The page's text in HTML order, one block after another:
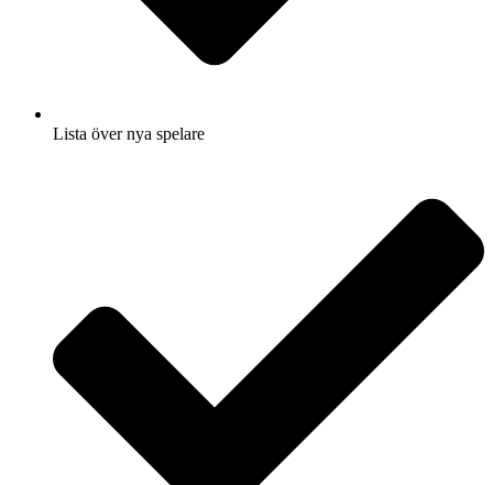
Lista över nya spelare